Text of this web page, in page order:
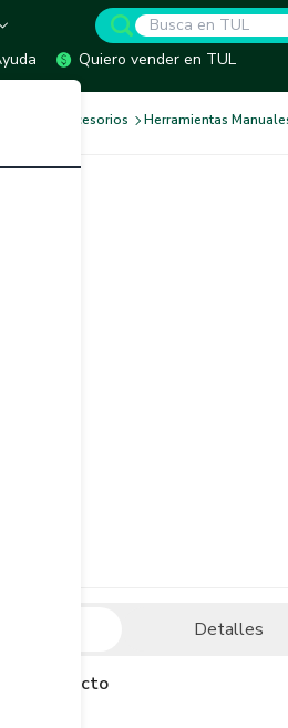
Quiero vender en TUL
y Accesorios Herramientas
Detalles
del producto